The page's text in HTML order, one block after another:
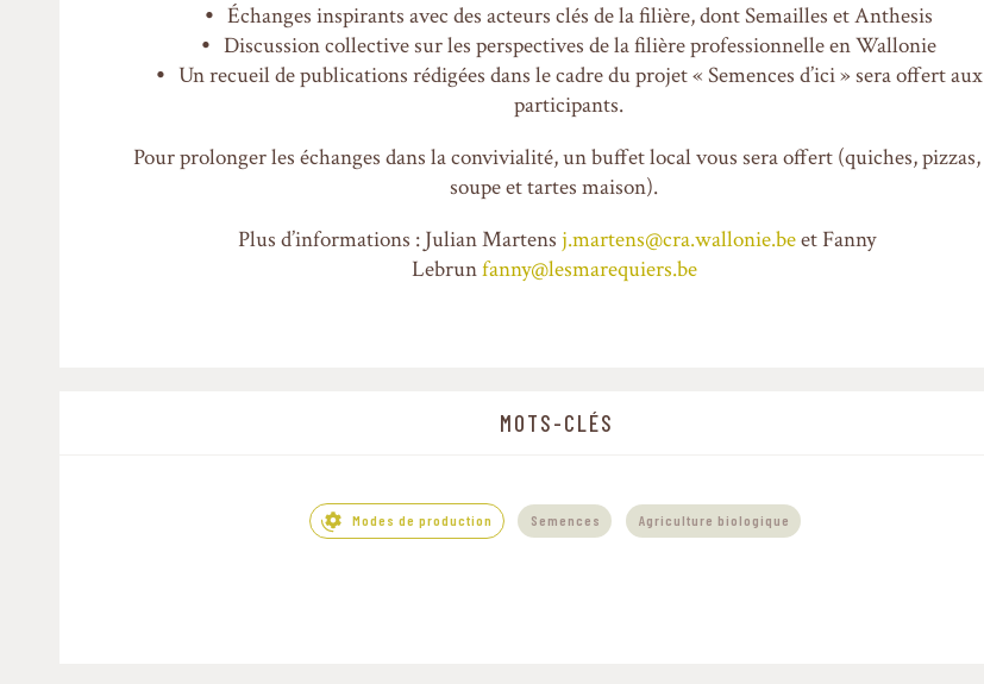
Échanges inspirants avec des acteurs clés de la filière, dont Semailles et Anthesis
Discussion collective sur les perspectives de la filière professionnelle en Wallonie
Un recueil de publications rédigées dans le cadre du projet « Semences d’ici » sera offert aux
participants.
Pour prolonger les échanges dans la convivialité, un buffet local vous sera offert (quiches, pizzas,
soupe et tartes maison).
Plus d’informations : Julian Martens j.martens@cra.wallonie.beet Fanny
Lebrunfanny@lesmarequiers.be
MOTS-CLÉS
Modes de production Semences Agriculture biologique